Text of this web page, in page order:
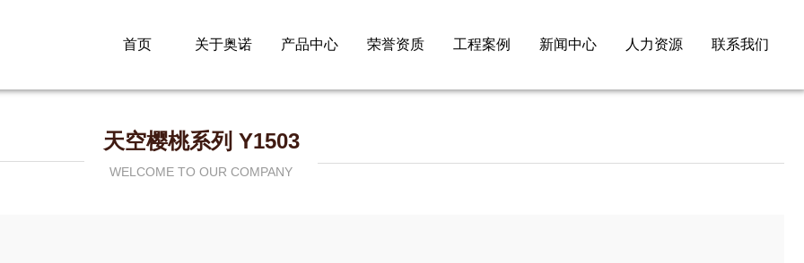
首页 关于奥诺 产品中心 荣誉资质 工程案例 新闻中心 人力资源 联系我们
天空樱桃系列 Y1503
WELCOME TO OUR COMPANY